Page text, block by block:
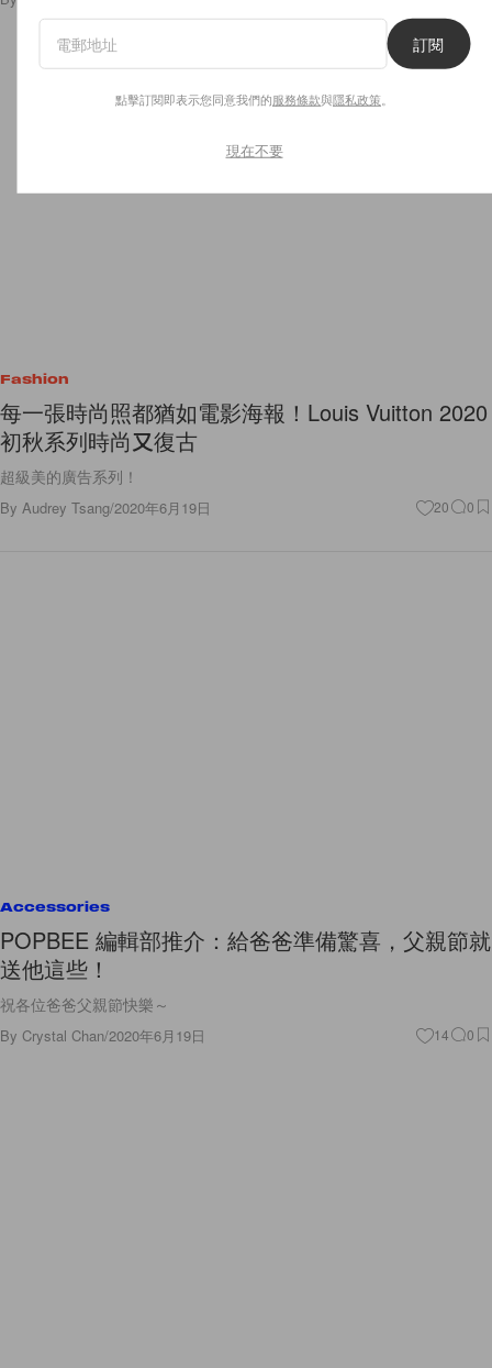
Fashion
每一張時尚照都猶如電影海報！Louis Vuitton 2020
初秋系列時尚又復古
超級美的廣告系列！
By Audrey Tsang/2020年6月19日 20 0
Accessories
POPBEE 編輯部推介：給爸爸準備驚喜，父親節就
送他這些！
祝各位爸爸父親節快樂～
By Crystal Chan/2020年6月19日 14 0
訂閱
點擊訂閱即表示您同意我們的服務條款與隱私政策
現在不要